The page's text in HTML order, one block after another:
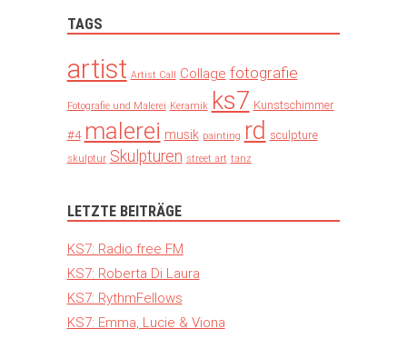
TAGS
artist Artist Call Collage fotografie
Fotografie und Malerei Keramik ks7 Kunstschimmer
#4 malerei musik painting rd sculpture
skulptur Skulpturen street art tanz
LETZTE BEITRÄGE
KS7: Radio free FM
KS7: Roberta Di Laura
KS7: RythmFellows
KS7: Emma, Lucie & Viona